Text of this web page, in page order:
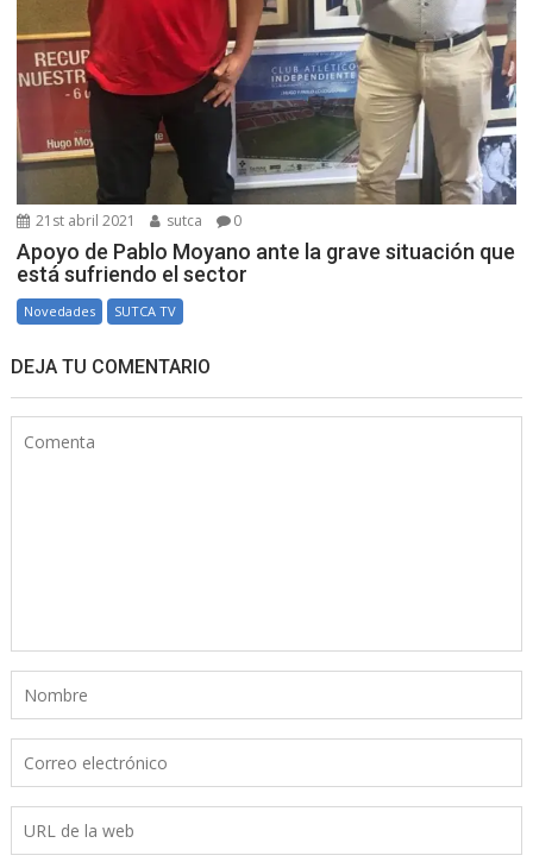
21st abril 2021 sutca 0
Apoyo de Pablo Moyano ante la grave situación que
está sufriendo el sector
Novedades SUTCA TV
DEJA TU COMENTARIO